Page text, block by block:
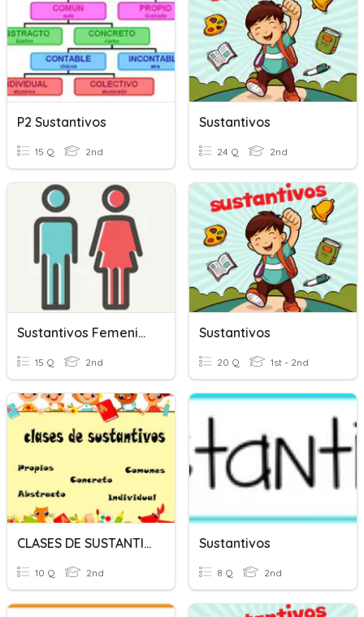
P2 Sustantivos
15 Q 2nd
Sustantivos
24 Q 2nd
Sustantivos Femenino/Masculino
15 Q 2nd
Sustantivos
20 Q 1st - 2nd
CLASES DE SUSTANTIVOS
10 Q 2nd
Sustantivos
8 Q 2nd